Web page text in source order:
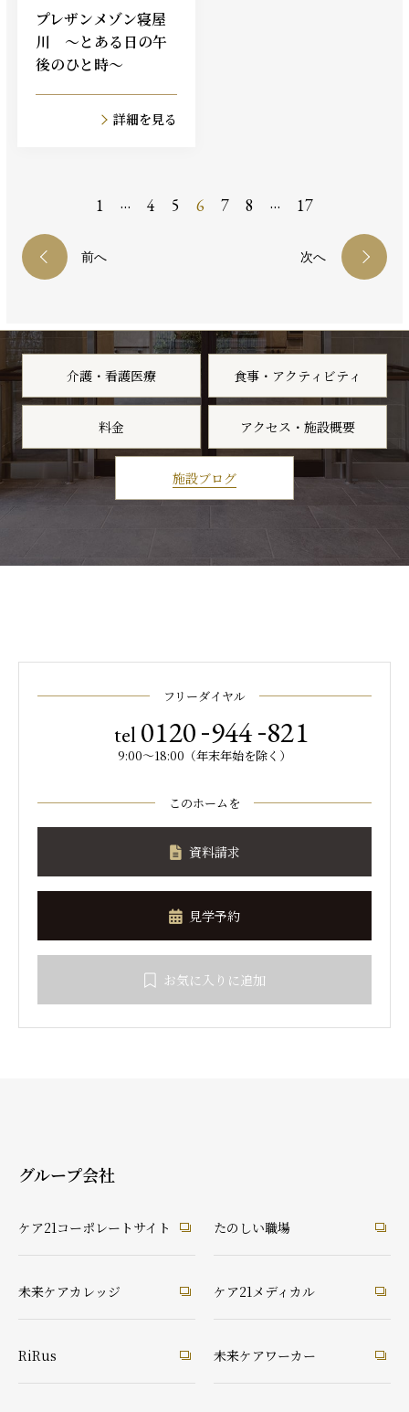
プレザンメゾン寝屋
川 ～とある日の午
後のひと時～
詳細を見る
前へ
1 … 4 5 6 7 8 … 17
次へ
介護・看護医療 食事・アクティビティ
料金 アクセス・施設概要
施設ブログ
フリーダイヤル
tel0120-944-821
9:00～18:00（年末年始を除く）
このホームを
資料請求
見学予約
お気に入りに追加
グループ会社
ケア21コーポレートサイト たのしい職場
未来ケアカレッジ ケア21メディカル
RiRus 未来ケアワーカー